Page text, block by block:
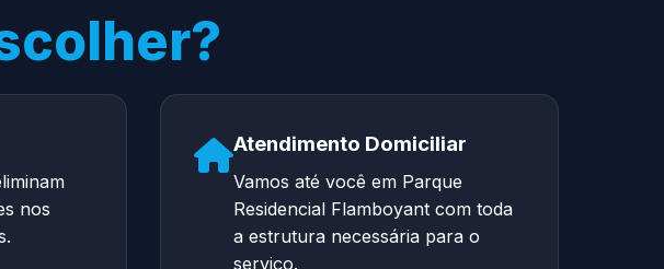
nos
Atendimento Domiciliar
Vamos até você em Parque
Residencial Flamboyant com toda
a estrutura necessária para o
serviço.